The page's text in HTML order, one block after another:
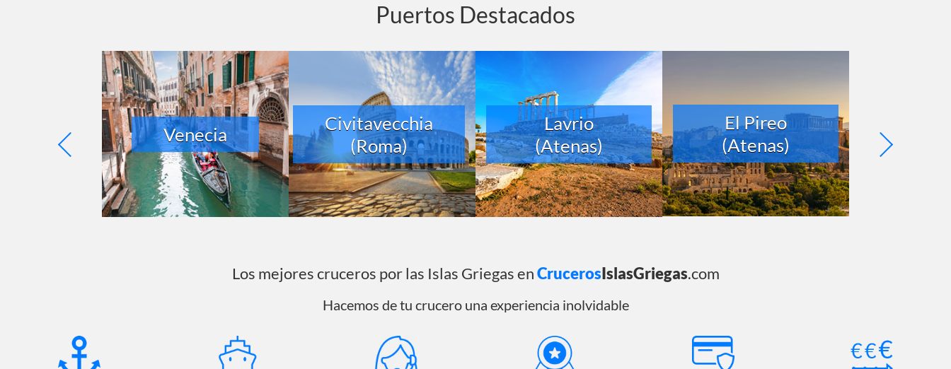
Puertos Destacados
El Pireo
(Atenas)
Lavrio
(Atenas)
Civitavecchia
(Roma)
Venecia
Los mejores cruceros por las Islas Griegas enCrucerosIslasGriegas.com
Hacemos de tu crucero una experiencia inolvidable